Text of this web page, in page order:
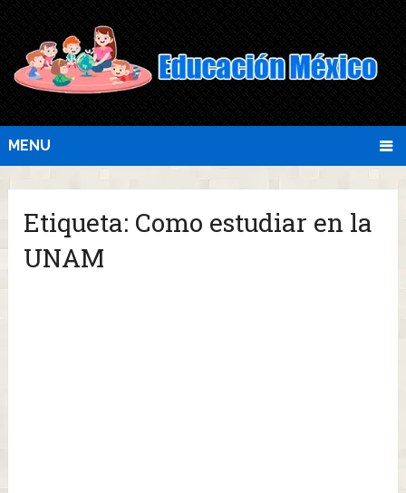
MENU
Etiqueta: Como estudiar en la
UNAM